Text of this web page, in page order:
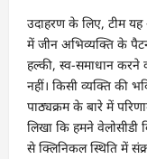
उदाहरण के लिए, टीम
में जीन अभिव्यक्ति के
हल्की, स्व-समाधान करने
नहीं। किसी व्यक्ति की
पाठ्यक्रम के बारे में
लिखा कि हमने
से क्लिनिकल स्थिति में